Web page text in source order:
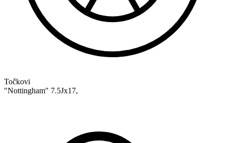
Točkovi
"Nottingham" 7.5Jx17,